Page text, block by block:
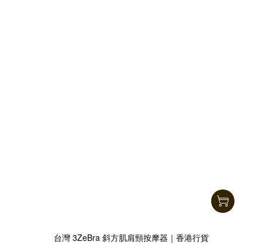
台灣 3ZeBra 斜方肌肩頸按摩器｜香港行貨